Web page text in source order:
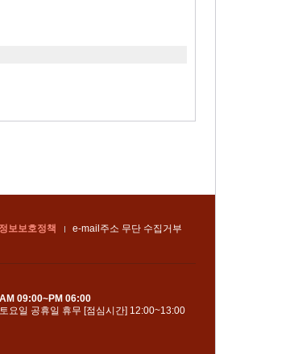
보보호정책 e-mail주소 무단 수집거부
AM 09:00~PM 06:00
토요일 공휴일 휴무 [점심시간] 12:00~13:00